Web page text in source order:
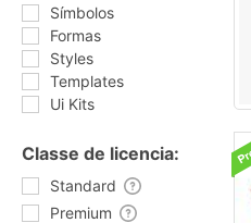
Símbolos
Formas
Styles
Templates
Ui Kits
Classe de licencia:
Standard
Premium